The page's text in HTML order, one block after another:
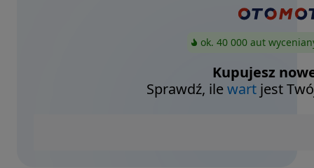
ok. 40 000 aut
Kupujesz
Sprawdź, ilewart jest